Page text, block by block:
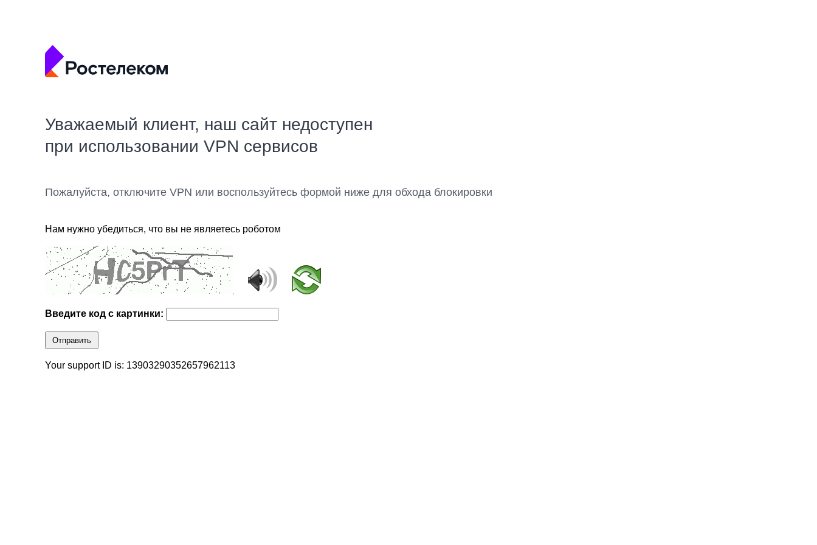
Уважаемый клиент, наш сайт недоступен
при использовании VPN сервисов
Пожалуйста, отключите VPN или воспользуйтесь формой ниже для обхода блокировки
Нам нужно убедиться, что вы не являетесь роботом
Введите код с картинки:
Отправить
Your support ID is: 13903290352657962113